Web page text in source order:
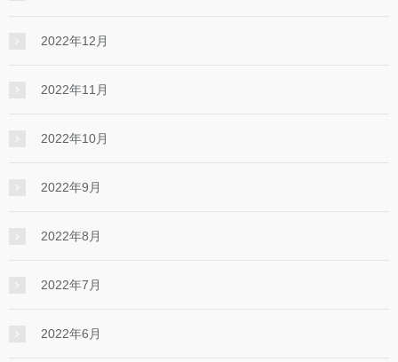
2022年12月
2022年11月
2022年10月
2022年9月
2022年8月
2022年7月
2022年6月